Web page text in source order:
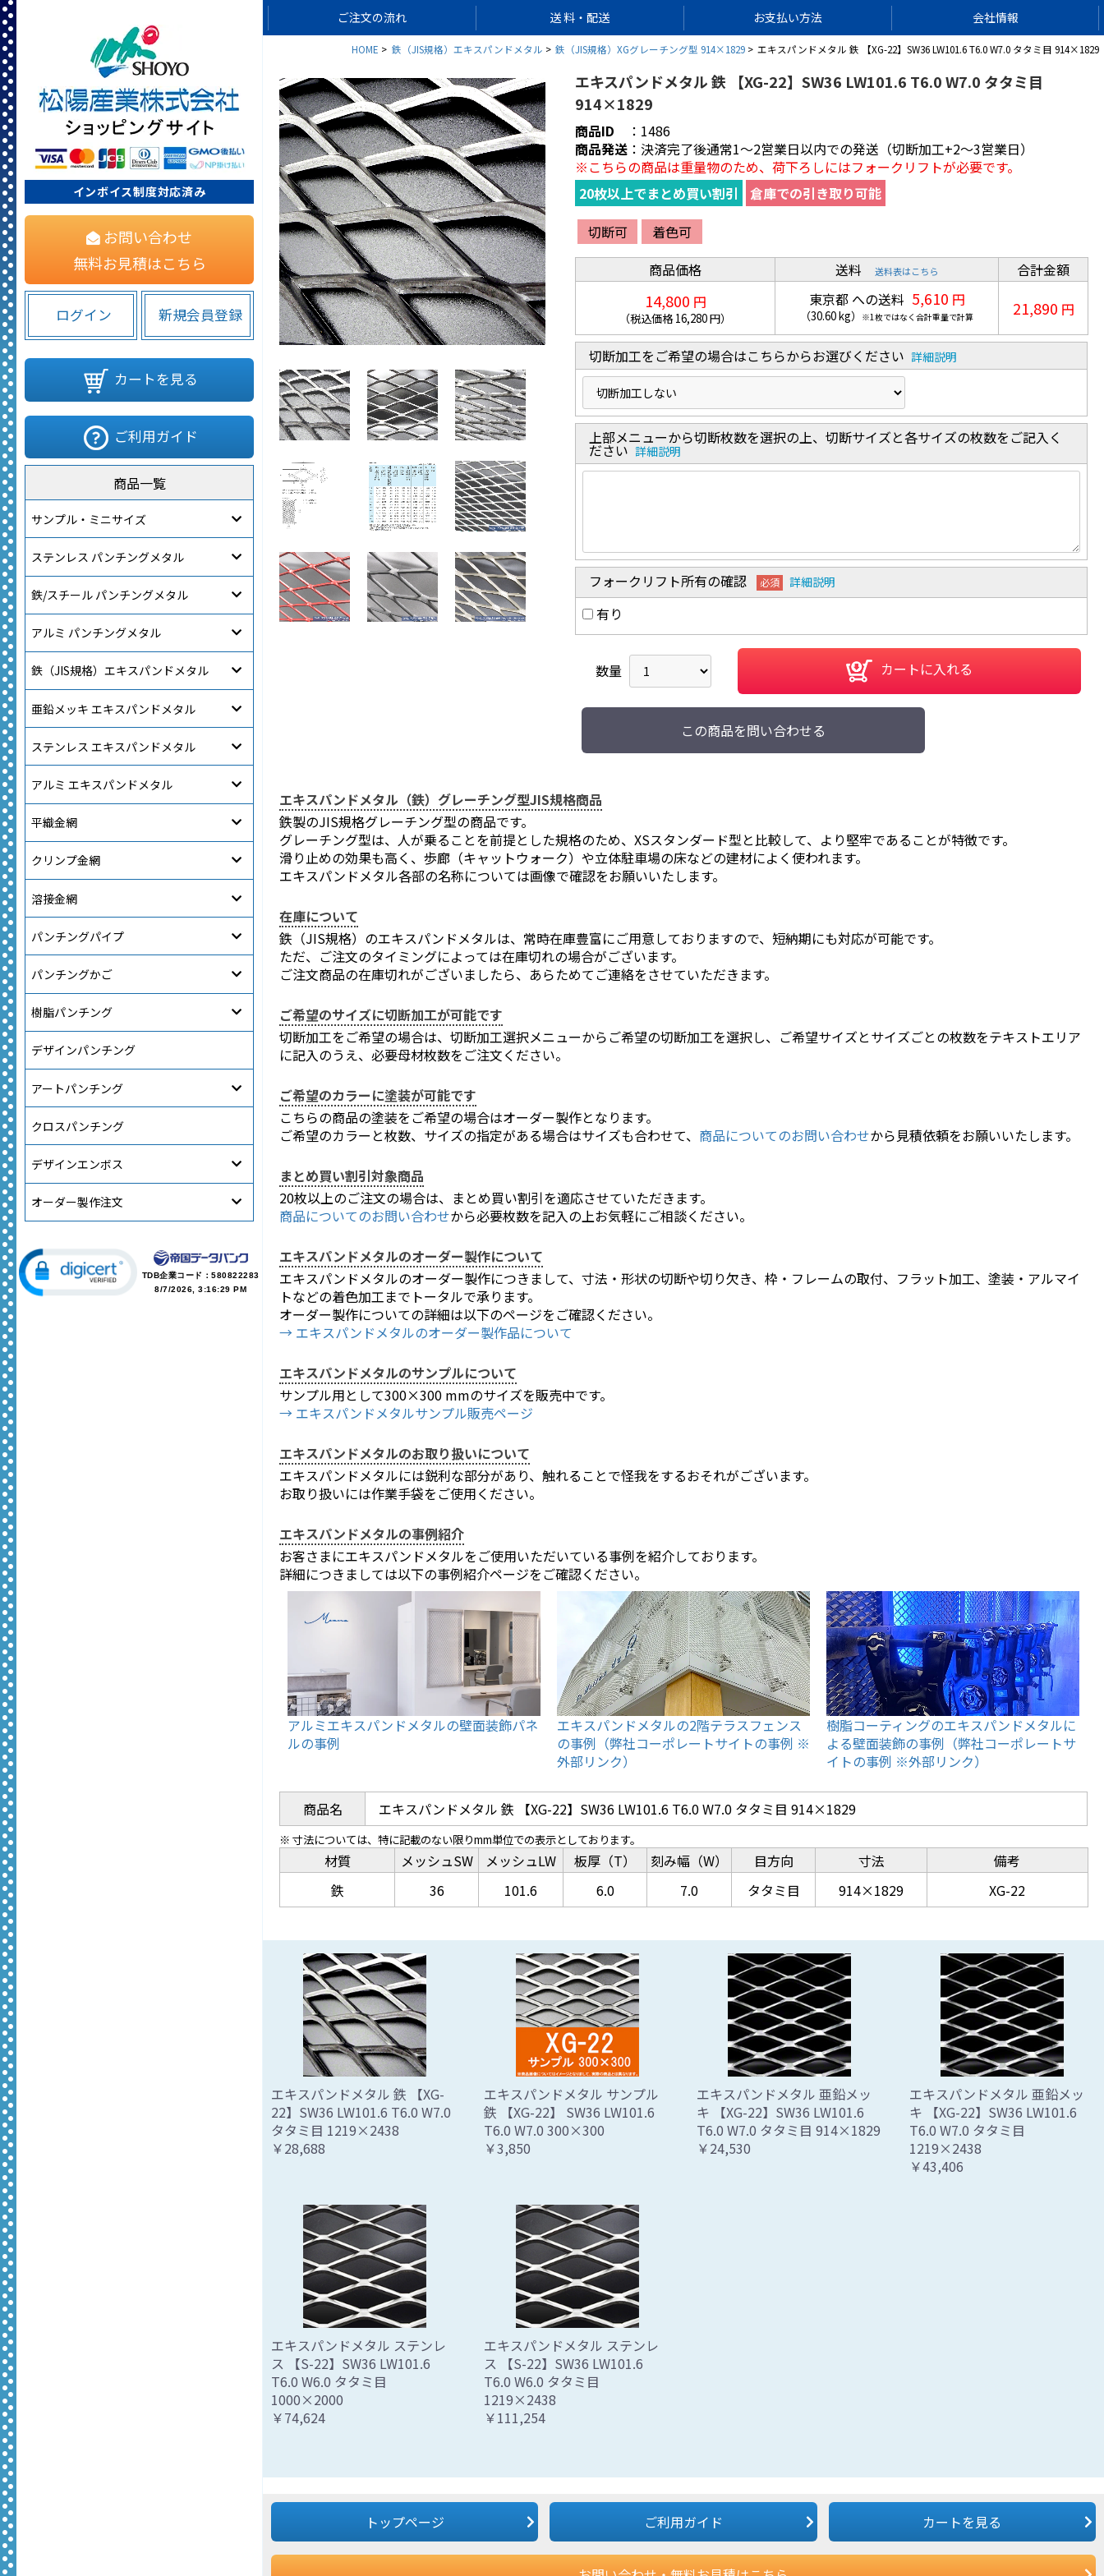
インボイス制度対応済み
お問い合わせ
無料お見積はこちら
ログイン 新規会員登録
カートを見る
ご利用ガイド
商品一覧
サンプル・ミニサイズ
ステンレス パンチングメタル
鉄/スチール パンチングメタル
アルミ パンチングメタル
鉄（JIS規格）エキスパンドメタル
亜鉛メッキ エキスパンドメタル
ステンレス エキスパンドメタル
アルミ エキスパンドメタル
平織金網
クリンプ金網
溶接金網
パンチングパイプ
パンチングかご
樹脂パンチング
デザインパンチング
アートパンチング
クロスパンチング
デザインエンボス
オーダー製作注文
TDB企業コード：580822283
8/7/2026, 3:16:29 PM
ご注文の流れ 送 料・配送 お支払い方法 会社情報
HOME 鉄（JIS規格）エキスパンドメタル 鉄（JIS規格）XGグレーチング型 914×1829 エキスパンドメタル 鉄 【XG-22】SW36 LW101.6 T6.0 W7.0 タタミ目 914×1829
エキスパンドメタル 鉄 【XG-22】SW36 LW101.6 T6.0 W7.0 タタミ目
914×1829
商品ID ： 1486
商品発送 ：決済完了後通常1～2営業日以内での発送（切断加工+2～3営業日）
※こちらの商品は重量物のため、荷下ろしにはフォークリフトが必要です。
20枚以上でまとめ買い割引
倉庫での引き取り可能
切断可
着色可
商品価格
14,800 円
（税込価格16,280円）
送料送料表はこちら
東京都 への送料 5,610 円
（30.60kg） ※1枚ではなく合計重量で計算
合計金額
21,890 円
切断加工をご希望の場合はこちらからお選びください詳細説明
上部メニューから切断枚数を選択の上、切断サイズと各サイズの枚数をご記入く
ださい詳細説明
フォークリフト所有の確認 必須 詳細説明
有り
数量 カートに入れる
この商品を問い合わせる
エキスパンドメタル（鉄）グレーチング型JIS規格商品
鉄製のJIS規格グレーチング型の商品です。
グレーチング型は、人が乗ることを前提とした規格のため、XSスタンダード型と比較して、より堅牢であることが特徴です。
滑り止めの効果も高く、歩廊（キャットウォーク）や立体駐車場の床などの建材によく使われます。
エキスパンドメタル各部の名称については画像で確認をお願いいたします。
在庫について
鉄（JIS規格）のエキスパンドメタルは、常時在庫豊富にご用意しておりますので、短納期にも対応が可能です。
ただ、ご注文のタイミングによっては在庫切れの場合がございます。
ご注文商品の在庫切れがございましたら、あらためてご連絡をさせていただきます。
ご希望のサイズに切断加工が可能です
切断加工をご希望の場合は、切断加工選択メニューからご希望の切断加工を選択し、ご希望サイズとサイズごとの枚数をテキストエリア
に記入のうえ、必要母材枚数をご注文ください。
ご希望のカラーに塗装が可能です
こちらの商品の塗装をご希望の場合はオーダー製作となります。
ご希望のカラーと枚数、サイズの指定がある場合はサイズも合わせて、 商品についてのお問い合わせから見積依頼をお願いいたします。
まとめ買い割引対象商品
20枚以上のご注文の場合は、まとめ買い割引を適応させていただきます。
商品についてのお問い合わせから必要枚数を記入の上お気軽にご相談ください。
エキスパンドメタルのオーダー製作について
エキスパンドメタルのオーダー製作につきまして、寸法・形状の切断や切り欠き、枠・フレームの取付、フラット加工、塗装・アルマイ
トなどの着色加工までトータルで承ります。
オーダー製作についての詳細は以下のページをご確認ください。
→ エキスパンドメタルのオーダー製作品について
エキスパンドメタルのサンプルについて
サンプル用として300×300 mmのサイズを販売中です。
→ エキスパンドメタルサンプル販売ページ
エキスパンドメタルのお取り扱いについて
エキスパンドメタルには鋭利な部分があり、触れることで怪我をするおそれがございます。
お取り扱いには作業手袋をご使用ください。
エキスパンドメタルの事例紹介
お客さまにエキスパンドメタルをご使用いただいている事例を紹介しております。
詳細につきましては以下の事例紹介ページをご確認ください。
アルミエキスパンドメタルの壁面装飾パネ
ルの事例
エキスパンドメタルの2階テラスフェンス
の事例（弊社コーポレートサイトの事例 ※
外部リンク）
樹脂コーティングのエキスパンドメタルに
よる壁面装飾の事例（弊社コーポレートサ
イトの事例 ※外部リンク）
商品名 エキスパンドメタル 鉄 【XG-22】SW36 LW101.6 T6.0 W7.0 タタミ目 914×1829
※ 寸法については、特に記載のない限りmm単位での表示としております。
材質
鉄
メッシュSW
36
メッシュLW
101.6
板厚（T）
6.0
刻み幅（W）
7.0
目方向
タタミ目
寸法
914×1829
備考
XG-22
エキスパンドメタル 鉄 【XG-
22】SW36 LW101.6 T6.0 W7.0
タタミ目 1219×2438
￥28,688
エキスパンドメタル サンプル
鉄 【XG-22】 SW36 LW101.6
T6.0 W7.0 300×300
￥3,850
エキスパンドメタル 亜鉛メッ
キ 【XG-22】SW36 LW101.6
T6.0 W7.0 タタミ目 914×1829
￥24,530
エキスパンドメタル 亜鉛メッ
キ 【XG-22】SW36 LW101.6
T6.0 W7.0 タタミ目
1219×2438
￥43,406
エキスパンドメタル ステンレ
ス 【S-22】SW36 LW101.6
T6.0 W6.0 タタミ目
1000×2000
￥74,624
エキスパンドメタル ステンレ
ス 【S-22】SW36 LW101.6
T6.0 W6.0 タタミ目
1219×2438
￥111,254
トップページ ご利用ガイド カートを見る